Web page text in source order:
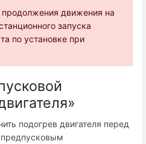
движения на
запуска
по установке при
подогрев двигателя перед
предпусковым